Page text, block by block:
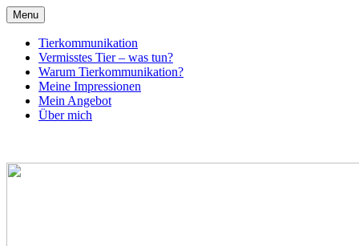
Menu
Tierkommunikation
Vermisstes Tier – was tun?
Warum Tierkommunikation?
Meine Impressionen
Mein Angebot
Über mich